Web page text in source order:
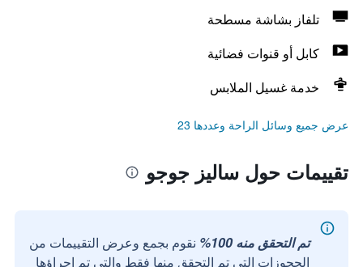
تلفاز بشاشة مسطحة
كابل أو قنوات فضائية
خدمة غسيل الملابس
عرض جميع وسائل الراحة وعددها 23
تقييمات حول ساليز جوجو
تم التحقق منه 100%
نقوم بجمع وعرض التقييمات من
الحجوزات التي تم التحقق منها فقط والتي تم إجراؤها